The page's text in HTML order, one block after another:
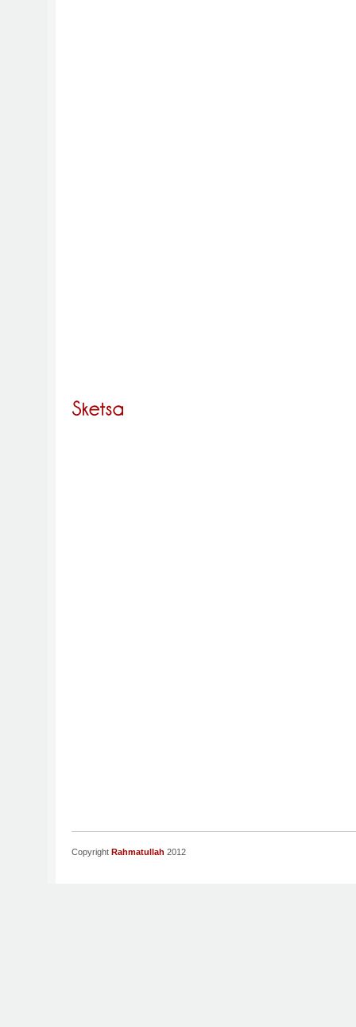
Copyright Rahmatullah 2012